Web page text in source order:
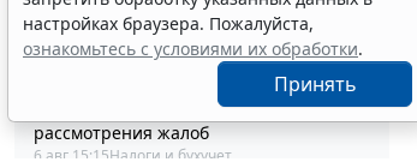
реализации опасной продукции
оптимизируют
6 авг 15:39Бизнес
ФНС России планирует урегулировать
экстерриториальный порядок
рассмотрения жалоб
6 авг 15:15Налоги и бухучет
настройках браузера. Пожалуйста,
ознакомьтесь с условиями их обработки.
Принять